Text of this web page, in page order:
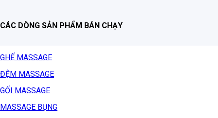
CÁC DÒNG SẢN PHẨM BÁN CHẠY
GHẾ MASSAGE
ĐỆM MASSAGE
GỐI MASSAGE
MASSAGE BỤNG